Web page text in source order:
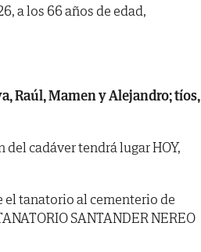
a los 66 años de edad,
Raúl, Mamen y Alejandro; tíos,
cadáver tendrá lugar HOY,
el tanatorio al cementerio de
SANTANDER NEREO